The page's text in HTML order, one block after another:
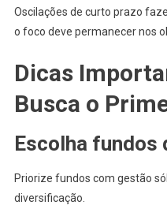
Oscilações de curto prazo
o foco deve permanecer nos
Dicas
Busca o
Escolha fundos
Priorize fundos com gestão
diversificação.